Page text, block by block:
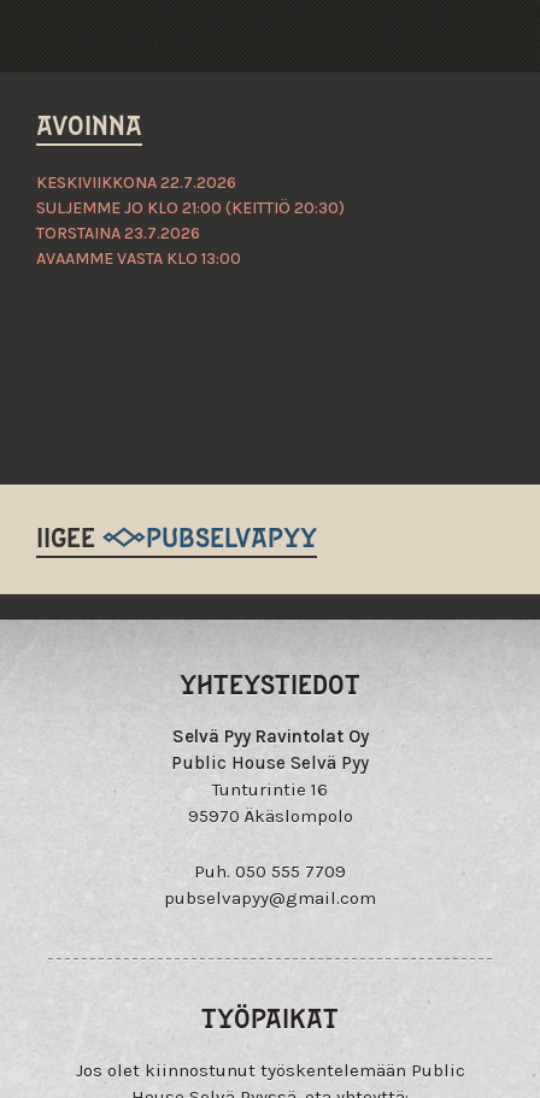
AVOINNA
KESKIVIIKKONA 22.7.2026
SULJEMME JO KLO 21:00 (KEITTIÖ 20:30)
TORSTAINA 23.7.2026
AVAAMME VASTA KLO 13:00
IIGEE @PUBSELVAPYY
YHTEYSTIEDOT
Selvä Pyy Ravintolat Oy
Public House Selvä Pyy
Tunturintie 16
95970 Äkäslompolo
Puh. 050 555 7709
pubselvapyy@gmail.com
TYÖPAIKAT
Jos olet kiinnostunut työskentelemään Public